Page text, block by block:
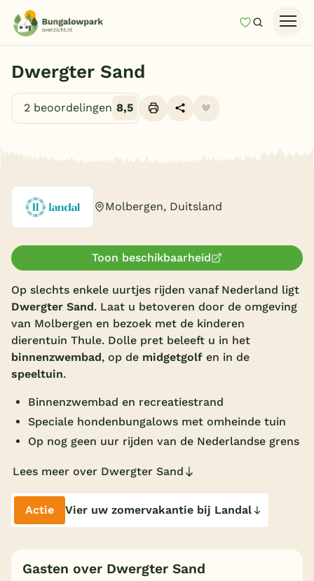
MijnZoeken
Last minutes
Top 12 aanbiedingen
Vakantiepark keuzehulp
Vakantieparken
Subtropisch zwembad
Overdekt zwembad
Wildwaterbaan
Alle populaire faciliteiten
Keuzehulp
Texel
Dwergter Sand
2 beoordelingen 8,5
Molbergen, Duitsland
Toon beschikbaarheid
Op slechts enkele uurtjes rijden vanaf Nederland ligt
Dwergter Sand. Laat u betoveren door de omgeving
van Molbergen en bezoek met de kinderen
dierentuin Thule. Dolle pret beleeft u in het
binnenzwembad, op de midgetgolf en in de
speeltuin.
Binnenzwembad en recreatiestrand
Speciale hondenbungalows met omheinde tuin
Op nog geen uur rijden van de Nederlandse grens
Lees meer over Dwergter Sand
Actie Vier uw zomervakantie bij Landal
Gasten over Dwergter Sand